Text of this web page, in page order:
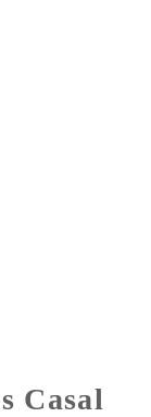
Casal